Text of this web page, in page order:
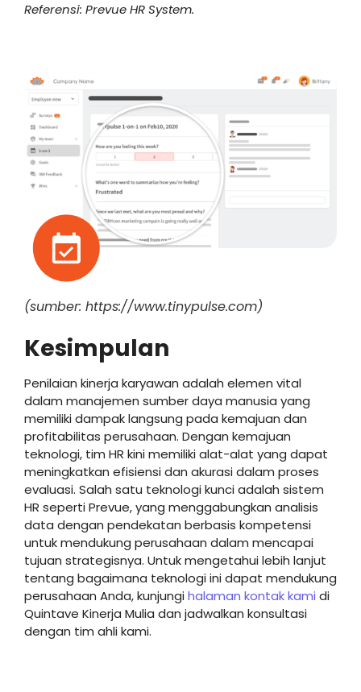
Referensi: Prevue HR System.
(sumber: https://www.tinypulse.com)
Kesimpulan
Penilaian kinerja karyawan adalah elemen vital
dalam manajemen sumber daya manusia yang
memiliki dampak langsung pada kemajuan dan
profitabilitas perusahaan. Dengan kemajuan
teknologi, tim HR kini memiliki alat-alat yang dapat
meningkatkan efisiensi dan akurasi dalam proses
evaluasi. Salah satu teknologi kunci adalah sistem
HR seperti Prevue, yang menggabungkan analisis
data dengan pendekatan berbasis kompetensi
untuk mendukung perusahaan dalam mencapai
tujuan strategisnya. Untuk mengetahui lebih lanjut
tentang bagaimana teknologi ini dapat mendukung
perusahaan Anda, kunjungihalaman kontak kami di
Quintave Kinerja Mulia dan jadwalkan konsultasi
dengan tim ahli kami.